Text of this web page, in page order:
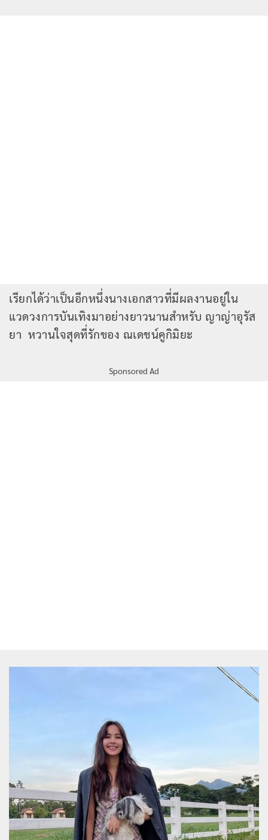
เรียกได้ว่าเป็นอีกหนึ่งนางเอกสาวที่มีผลงานอยู่ใน
แวดวงการบันเทิงมาอย่างยาวนานสำหรับ ญาญ่าอุรัส
ยา หวานใจสุดที่รักของ ณเดชน์คูกิมิยะ
Sponsored Ad